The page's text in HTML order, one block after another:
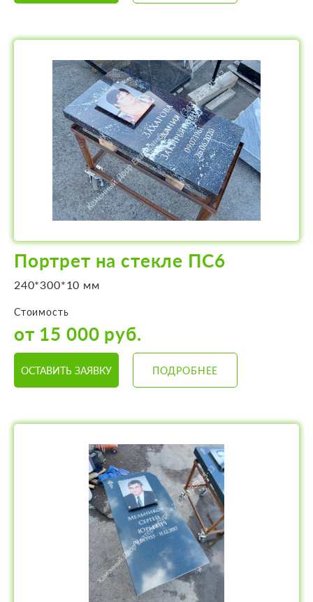
Портрет на стекле ПС6
240*300*10 мм
Стоимость
от 15 000 руб.
ОСТАВИТЬ ЗАЯВКУ ПОДРОБНЕЕ